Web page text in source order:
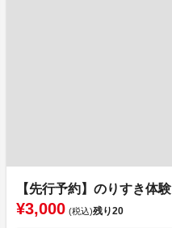
【先行予約】のりすき体験
¥3,000 (税込)残り20